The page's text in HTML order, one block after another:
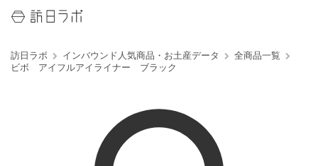
訪日ラボ インバウンド人気商品・お土産データ
全商品一覧
ビボ アイフルアイライナー ブラック